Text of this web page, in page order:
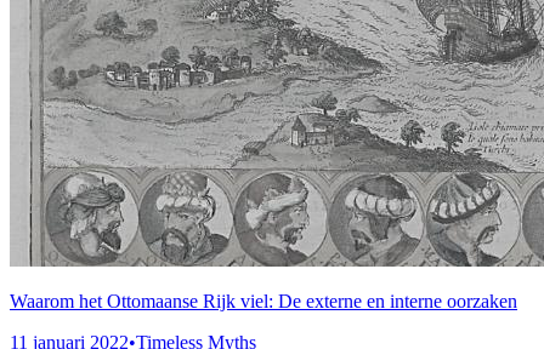
Waarom het Ottomaanse Rijk viel: De externe en interne oorzaken
11 januari 2022•Timeless Myths